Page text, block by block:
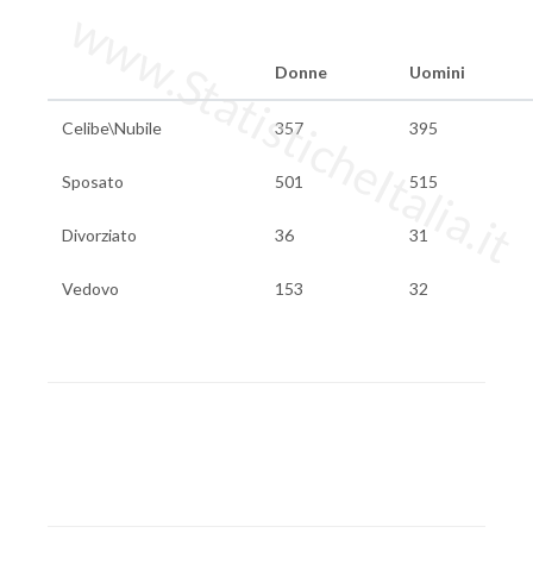
Donne Uomini
Celibe\Nubile 357 395
Sposato 501 515
Divorziato 36 31
Vedovo 153 32
www.StatisticheItalia.it